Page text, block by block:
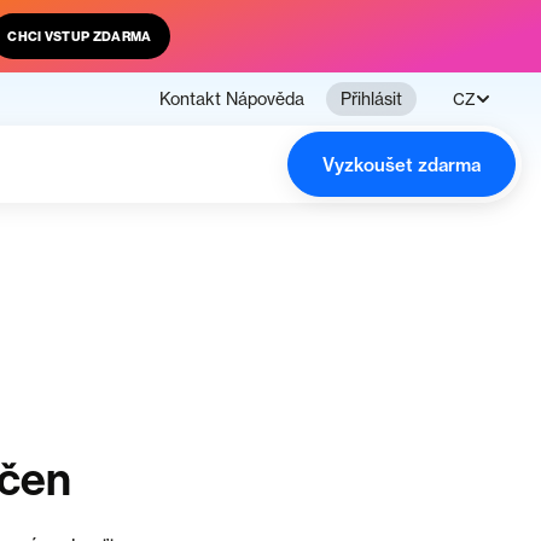
CHCI VSTUP ZDARMA
Kontakt Nápověda Přihlásit CZ
Vyzkoušet zdarma